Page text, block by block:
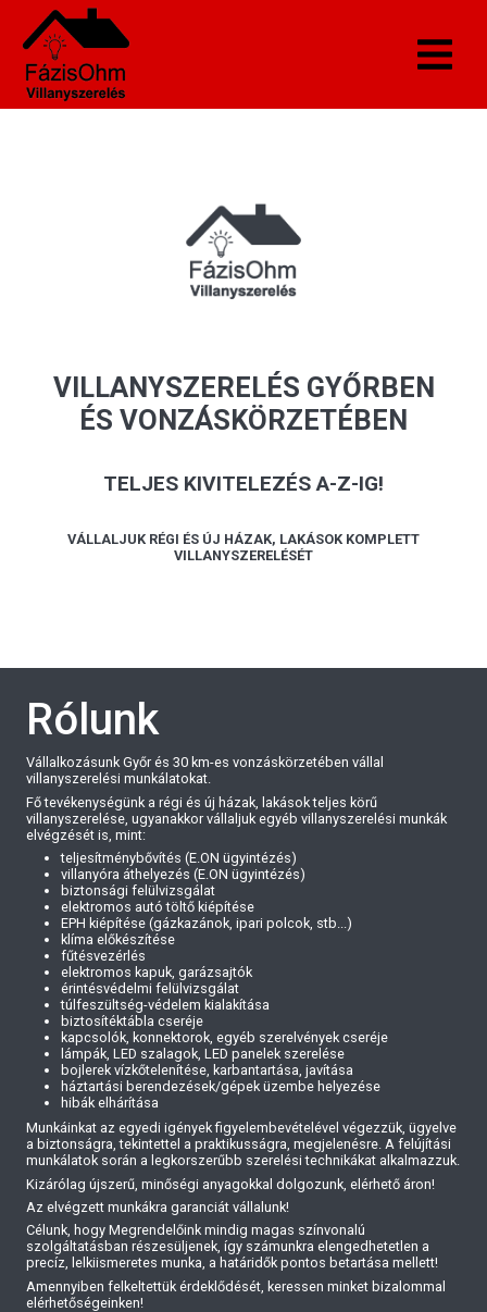
VILLANYSZERELÉS GYŐRBEN
ÉS VONZÁSKÖRZETÉBEN
TELJES KIVITELEZÉS A-Z-IG!
VÁLLALJUK RÉGI ÉS ÚJ HÁZAK, LAKÁSOK KOMPLETT
VILLANYSZERELÉSÉT
Rólunk
Vállalkozásunk Győr és 30 km-es vonzáskörzetében vállal
villanyszerelési munkálatokat.
Fő tevékenységünk a régi és új házak, lakások teljes körű
villanyszerelése, ugyanakkor vállaljuk egyéb villanyszerelési munkák
elvégzését is, mint:
teljesítménybővítés (E.ON ügyintézés)
villanyóra áthelyezés (E.ON ügyintézés)
biztonsági felülvizsgálat
elektromos autó töltő kiépítése
EPH kiépítése (gázkazánok, ipari polcok, stb...)
klíma előkészítése
fűtésvezérlés
elektromos kapuk, garázsajtók
érintésvédelmi felülvizsgálat
túlfeszültség-védelem kialakítása
biztosítéktábla cseréje
kapcsolók, konnektorok, egyéb szerelvények cseréje
lámpák, LED szalagok, LED panelek szerelése
bojlerek vízkőtelenítése, karbantartása, javítása
háztartási berendezések/gépek üzembe helyezése
hibák elhárítása
Munkáinkat az egyedi igények figyelembevételével végezzük, ügyelve
a biztonságra, tekintettel a praktikusságra, megjelenésre. A felújítási
munkálatok során a legkorszerűbb szerelési technikákat alkalmazzuk.
Kizárólag újszerű, minőségi anyagokkal dolgozunk, elérhető áron!
Az elvégzett munkákra garanciát vállalunk!
Célunk, hogy Megrendelőink mindig magas színvonalú
szolgáltatásban részesüljenek, így számunkra elengedhetetlen a
precíz, lelkiismeretes munka, a határidők pontos betartása mellett!
Amennyiben felkeltettük érdeklődését, keressen minket bizalommal
elérhetőségeinken!